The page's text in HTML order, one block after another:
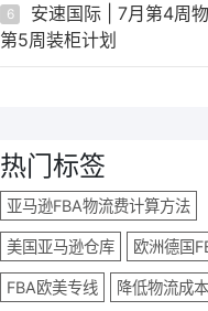
6
安速国际 | 7月第4周
第5周装柜计划
热门标签
亚马逊FBA物流费计算方法
美国亚马逊仓库 欧洲德国
FBA欧美专线 降低物流成本